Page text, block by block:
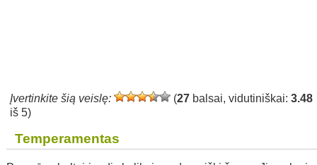
Įvertinkite šią veislę: (27 balsai, vidutiniškai:3.48
iš 5)
Temperamentas